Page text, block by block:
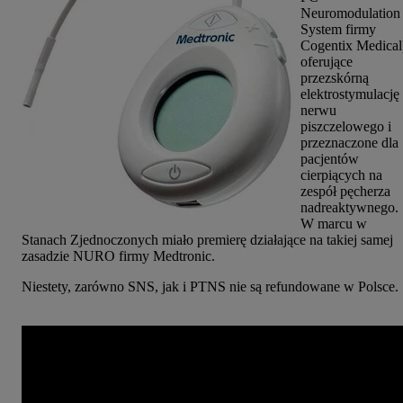
Neuromodulation
System firmy
Cogentix
oferujące
przezskórną
elektrostymulację
nerwu
piszczelowego i
przeznaczone dla
pacjentów
cierpiących na
zespół pęcherza
nadreaktywnego.
W marcu w
Stanach Zjednoczonych miało premierę działające na takiej samej
zasadzie NURO firmy Medtronic.
Niestety, zarówno SNS, jak i PTNS nie są refundowane w Polsce.